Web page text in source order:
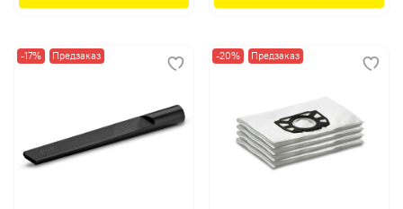
-17% Предзаказ -20% Предзаказ